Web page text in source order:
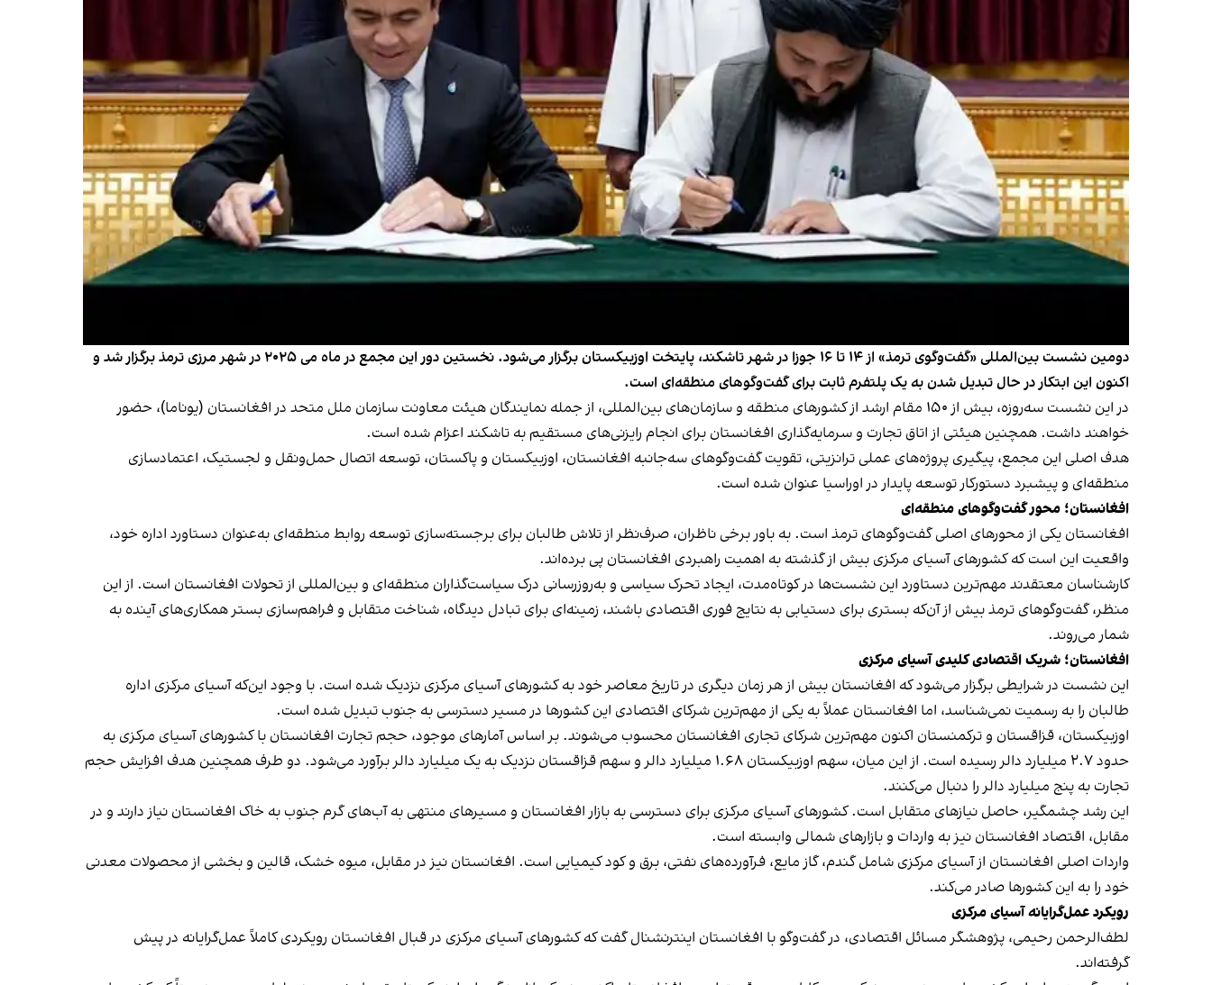
دومین نشست بین‌المللی «گفت‌وگوی ترمذ» از ۱۴ تا ۱۶ جوزا در شهر تاشکند، پایتخت اوزبیکستان برگزار می‌شود. نخستین دور این مجمع در ماه می ۲۰۲۵ در شهر مرزی ترمذ برگزار شد و
اکنون این ابتکار در حال تبدیل شدن به یک پلتفرم ثابت برای گفت‌وگوهای منطقه‌ای است.
در این نشست سه‌روزه، بیش از ۱۵۰ مقام ارشد از کشورهای منطقه و سازمان‌های بین‌المللی، از جمله نمایندگان هیئت معاونت سازمان ملل متحد در افغانستان (یوناما)، حضور
خواهند داشت. همچنین هیئتی از اتاق تجارت و سرمایه‌گذاری افغانستان برای انجام رایزنی‌های مستقیم به تاشکند اعزام شده است.
هدف اصلی این مجمع، پیگیری پروژه‌های عملی ترانزیتی، تقویت گفت‌وگوهای سه‌جانبه افغانستان، اوزبیکستان و پاکستان، توسعه اتصال حمل‌ونقل و لجستیک، اعتمادسازی
منطقه‌ای و پیشبرد دستورکار توسعه پایدار در اوراسیا عنوان شده است.
افغانستان؛ محور گفت‌وگوهای منطقه‌ای
افغانستان یکی از محورهای اصلی گفت‌وگوهای ترمذ است. به باور برخی ناظران، صرف‌نظر از تلاش طالبان برای برجسته‌سازی توسعه روابط منطقه‌ای به‌عنوان دستاورد اداره خود،
واقعیت این است که کشورهای آسیای مرکزی بیش از گذشته به اهمیت راهبردی افغانستان پی برده‌اند.
کارشناسان معتقدند مهم‌ترین دستاورد این نشست‌ها در کوتاه‌مدت، ایجاد تحرک سیاسی و به‌روزرسانی درک سیاست‌گذاران منطقه‌ای و بین‌المللی از تحولات افغانستان است. از این
منظر، گفت‌وگوهای ترمذ بیش از آن‌که بستری برای دستیابی به نتایج فوری اقتصادی باشند، زمینه‌ای برای تبادل دیدگاه، شناخت متقابل و فراهم‌سازی بستر همکاری‌های آینده به
شمار می‌روند.
افغانستان؛ شریک اقتصادی کلیدی آسیای مرکزی
این نشست در شرایطی برگزار می‌شود که افغانستان بیش از هر زمان دیگری در تاریخ معاصر خود به کشورهای آسیای مرکزی نزدیک شده است. با وجود این‌که آسیای مرکزی اداره
طالبان را به رسمیت نمی‌شناسد، اما افغانستان عملاً به یکی از مهم‌ترین شرکای اقتصادی این کشورها در مسیر دسترسی به جنوب تبدیل شده است.
اوزبیکستان، قزاقستان و ترکمنستان اکنون مهم‌ترین شرکای تجاری افغانستان محسوب می‌شوند. بر اساس آمارهای موجود، حجم تجارت افغانستان با کشورهای آسیای مرکزی به
حدود ۲.۷ میلیارد دالر رسیده است. از این میان، سهم اوزبیکستان ۱.۶۸ میلیارد دالر و سهم قزاقستان نزدیک به یک میلیارد دالر برآورد می‌شود. دو طرف همچنین هدف افزایش حجم
تجارت به پنج میلیارد دالر را دنبال می‌کنند.
این رشد چشمگیر، حاصل نیازهای متقابل است. کشورهای آسیای مرکزی برای دسترسی به بازار افغانستان و مسیرهای منتهی به آب‌های گرم جنوب به خاک افغانستان نیاز دارند و در
مقابل، اقتصاد افغانستان نیز به واردات و بازارهای شمالی وابسته است.
واردات اصلی افغانستان از آسیای مرکزی شامل گندم، گاز مایع، فرآورده‌های نفتی، برق و کود کیمیایی است. افغانستان نیز در مقابل، میوه خشک، قالین و بخشی از محصولات معدنی
خود را به این کشورها صادر می‌کند.
رویکرد عمل‌گرایانه آسیای مرکزی
لطف‌الرحمن رحیمی، پژوهشگر مسائل اقتصادی، در گفت‌وگو با افغانستان اینترنشنال گفت که کشورهای آسیای مرکزی در قبال افغانستان رویکردی کاملاً عمل‌گرایانه در پیش
گرفته‌اند.